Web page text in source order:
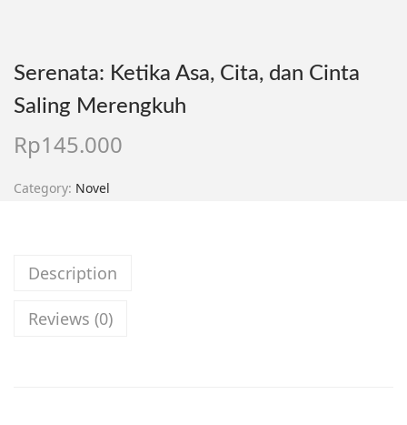
Serenata: Ketika Asa, Cita, dan Cinta
Saling Merengkuh
Rp145.000
Category: Novel
Description
Reviews (0)